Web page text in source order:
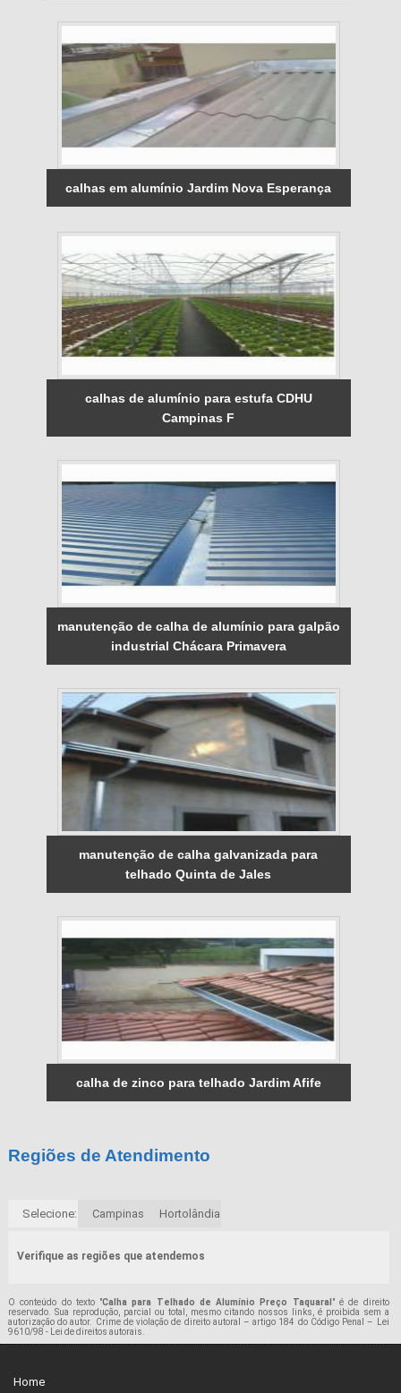
calhas em alumínio Jardim Nova Esperança
calhas de alumínio para estufa CDHU
Campinas F
manutenção de calha de alumínio para galpão
industrial Chácara Primavera
manutenção de calha galvanizada para
telhado Quinta de Jales
calha de zinco para telhado Jardim Afife
Regiões de Atendimento
Selecione: Campinas Hortolândia
Verifique as regiões que atendemos
O conteúdo do texto "Calha para Telhado de Alumínio Preço Taquaral " é de direito
reservado. Sua reprodução, parcial ou total, mesmo citando nossos links, é proibida sem a
autorização do autor. Crime de violação de direito autoral – artigo 184 do Código Penal –
Lei
9610/98 - Lei de direitos autorais
Home